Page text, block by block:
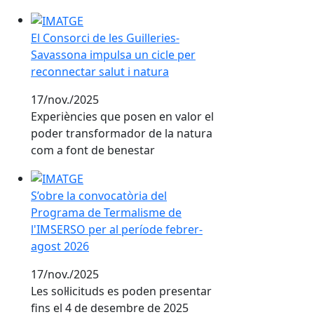
El Consorci de les Guilleries-Savassona impulsa un
El Consorci de les Guilleries-
Savassona impulsa un cicle per
reconnectar salut i natura
17/nov./2025
Experiències que posen en valor el
poder transformador de la natura
com a font de benestar
S’obre la convocatòria del Programa de Termalisme
S’obre la convocatòria del
Programa de Termalisme de
l'IMSERSO per al període febrer-
agost 2026
17/nov./2025
Les sol·licituds es poden presentar
fins el 4 de desembre de 2025